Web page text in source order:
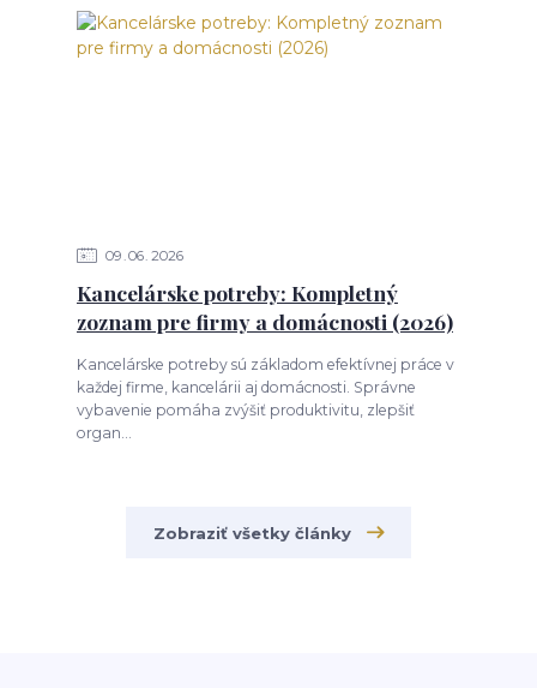
09 06 2026
Kancelárske potreby: Kompletný
zoznam pre firmy a domácnosti (2026)
Kancelárske potreby sú základom efektívnej práce v
každej firme, kancelárii aj domácnosti. Správne
vybavenie pomáha zvýšiť produktivitu, zlepšiť
organ...
Zobraziť všetky články